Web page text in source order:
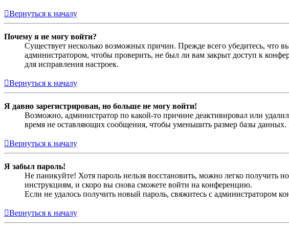
Вернуться к началу
Почему я не могу войти?
Существует несколько возможных причин. Прежде всего убедитесь, что
администратором, чтобы проверить, не был ли вам закрыт доступ к
для исправления настроек.
Вернуться к началу
Я давно зарегистрирован, но больше не могу войти!
Возможно, администратор по какой-то причине деактивировал или
время не оставляющих сообщения, чтобы уменьшить размер базы данных.
Вернуться к началу
Я забыл пароль!
Не паникуйте! Хотя пароль нельзя восстановить, можно легко
инструкциям, и скоро вы снова сможете войти на конференцию.
Если не удалось получить новый пароль, свяжитесь с администратором
Вернуться к началу